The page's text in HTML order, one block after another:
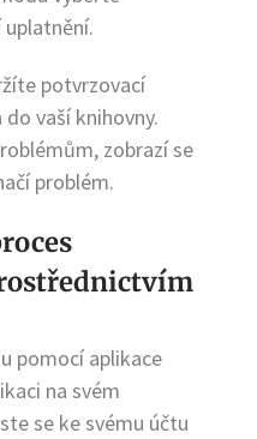
potvrzovací
vaší knihovny.
zobrazí se
problém.
pomocí aplikace
na svém
se ke svému účtu